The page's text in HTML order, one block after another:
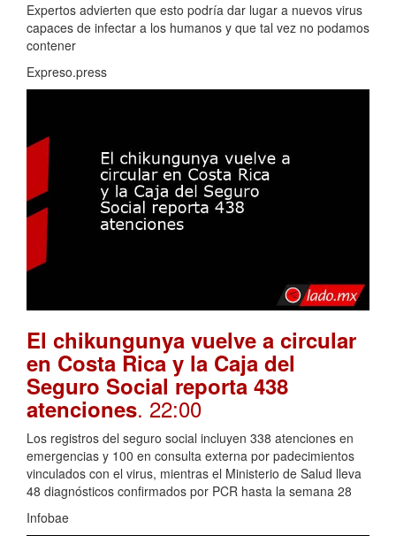
Expertos advierten que esto podría dar lugar a nuevos virus
capaces de infectar a los humanos y que tal vez no podamos
contener
Expreso.press
El chikungunya vuelve a circular
en Costa Rica y la Caja del
Seguro Social reporta 438
atenciones. 22:00
Los registros del seguro social incluyen 338 atenciones en
emergencias y 100 en consulta externa por padecimientos
vinculados con el virus, mientras el Ministerio de Salud lleva
48 diagnósticos confirmados por PCR hasta la semana 28
Infobae